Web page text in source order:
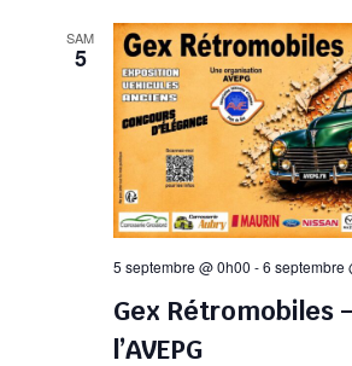
SAM
5
Gex Rétromobiles
l’AVEPG
5 septembre @ 0h00 -6 septembre